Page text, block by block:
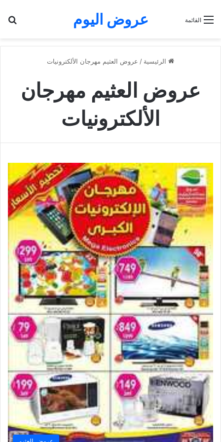
عروض اليوم القائمة
الرئيسية / عروض العثيم مهرجان الألكترونيات
عروض العثيم مهرجان
الألكترونيات